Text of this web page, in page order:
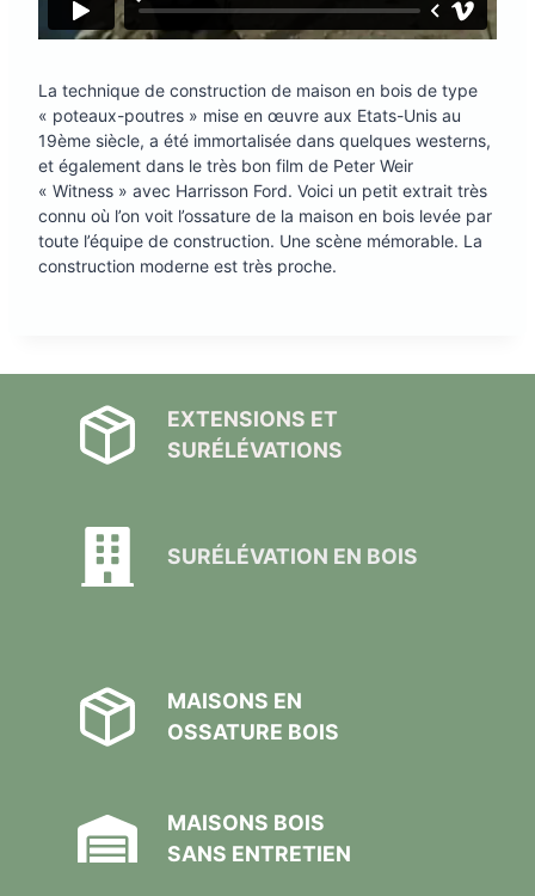
La technique de construction de maison en bois de type
« poteaux-poutres » mise en œuvre aux Etats-Unis au
19ème siècle, a été immortalisée dans quelques westerns,
et également dans le très bon film de Peter Weir
« Witness » avec Harrisson Ford. Voici un petit extrait très
connu où l’on voit l’ossature de la maison en bois levée par
toute l’équipe de construction. Une scène mémorable. La
construction moderne est très proche.
EXTENSIONS ET
SURÉLÉVATIONS
SURÉLÉVATION EN BOIS
MAISONS EN
OSSATURE BOIS
MAISONS BOIS
SANS ENTRETIEN